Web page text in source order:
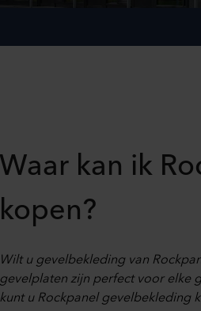
Waar kan ik
kopen?
Wilt u gevelbekleding van
gevelplaten zijn perfect voor elke
kunt u Rockpanel gevelbekleding